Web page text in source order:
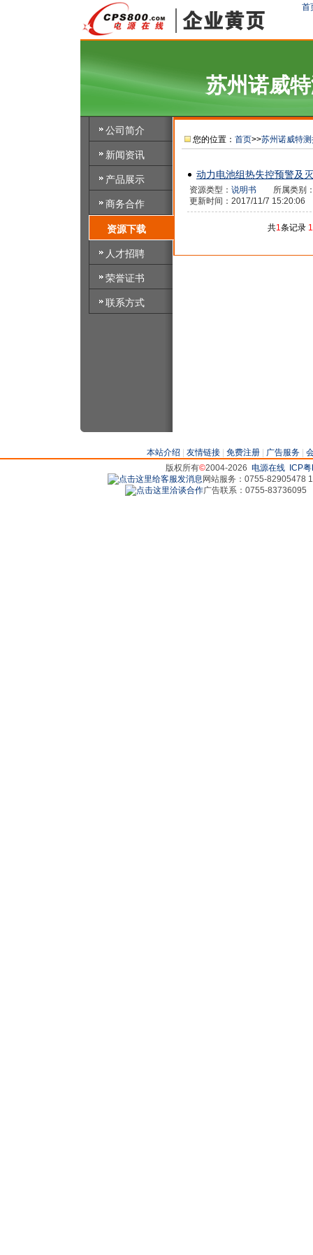
首
苏州诺威
公司简介
新闻资讯
产品展示
商务合作
资源下载
人才招聘
荣誉证书
联系方式
您的位置： 首页>>苏州诺威特
动力电池组热失控预警及
资源类型： 说明书 所属类别
更新时间：2017/11/7 15:20:06
共1条记录
本站介绍 友情链接| 免费注册| 广告服务|
版权所有©2004-2026 电源在线
ICP
网站服务：0755-82905478
广告联系：0755-83736095